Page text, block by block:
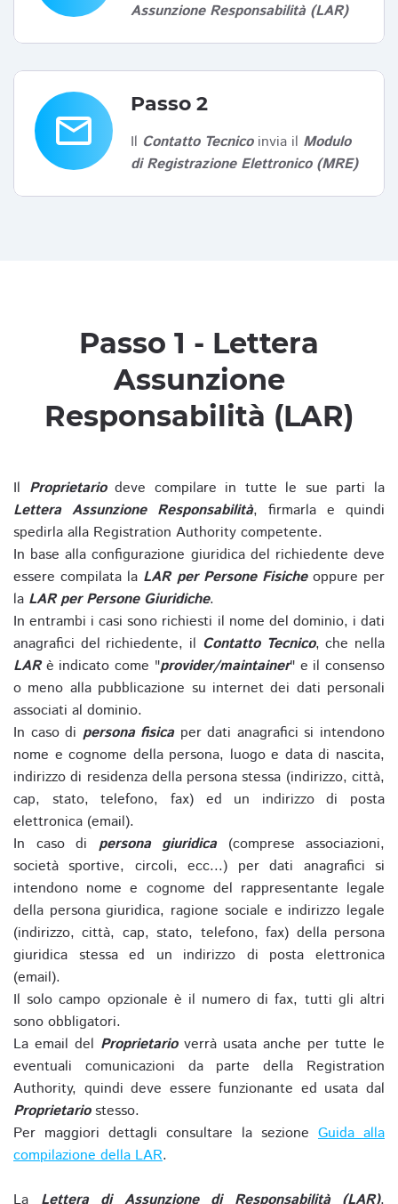
Assunzione Responsabilità (LAR)
email
Passo 2
Il Contatto Tecnicoinvia il Modulo
di Registrazione Elettronico (MRE)
Passo 1 - Lettera
Assunzione
Responsabilità (LAR)
Il Proprietariodeve compilare in tutte le sue parti la
Lettera Assunzione Responsabilità, firmarla e quindi
spedirla alla Registration Authority competente.
In base alla configurazione giuridica del richiedente deve
essere compilata la LAR per Persone Fisicheoppure per
la LAR per Persone Giuridiche.
In entrambi i casi sono richiesti il nome del dominio, i dati
anagrafici del richiedente, il Contatto Tecnico, che nella
LARè indicato come "provider/maintainer" e il consenso
o meno alla pubblicazione su internet dei dati personali
associati al dominio.
In caso di persona fisicaper dati anagrafici si intendono
nome e cognome della persona, luogo e data di nascita,
indirizzo di residenza della persona stessa (indirizzo, città,
cap, stato, telefono, fax) ed un indirizzo di posta
elettronica (email).
In caso di persona giuridica(comprese associazioni,
società sportive, circoli, ecc...) per dati anagrafici si
intendono nome e cognome del rappresentante legale
della persona giuridica, ragione sociale e indirizzo legale
(indirizzo, città, cap, stato, telefono, fax) della persona
giuridica stessa ed un indirizzo di posta elettronica
(email).
Il solo campo opzionale è il numero di fax, tutti gli altri
sono obbligatori.
La email del Proprietarioverrà usata anche per tutte le
eventuali comunicazioni da parte della Registration
Authority, quindi deve essere funzionante ed usata dal
Proprietariostesso.
Per maggiori dettagli consultare la sezione Guida alla
compilazione della LAR.